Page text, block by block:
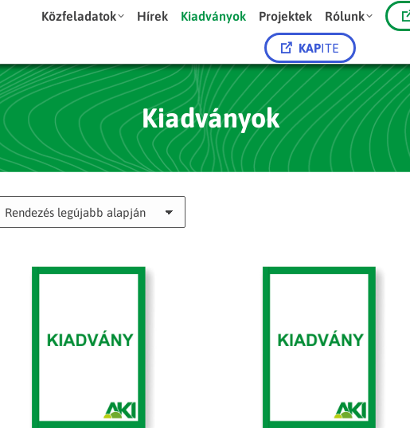
Közfeladatok Hírek Kiadványok Projektek Rólunk
KAPITE
Kiadványok